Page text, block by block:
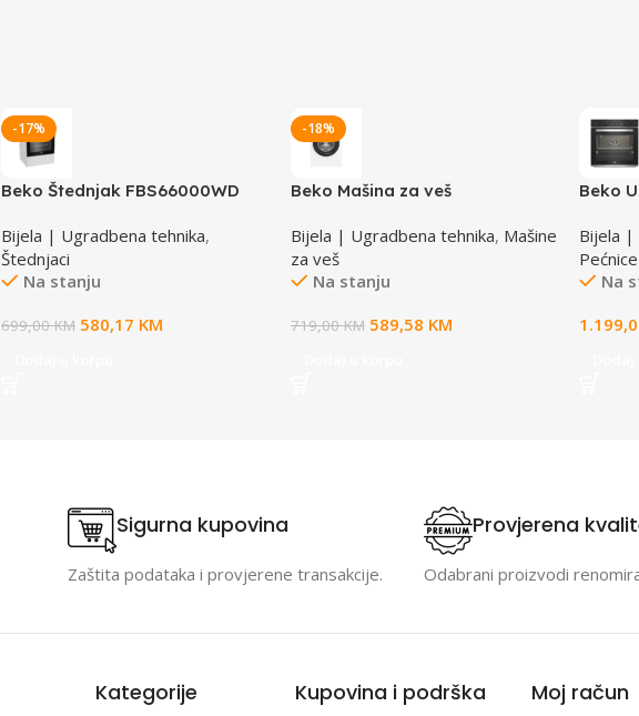
-17%
Beko Štednjak FBS66000WD
Bijela | Ugradbena tehnika,
Štednjaci
Na stanju
699,00KM 580,17 KM
-18%
Beko Mašina za veš
Bijela | Ugradbena tehnika, Mašine
za veš
Na stanju
719,00KM 589,58 KM
Beko
Bijela |
Pećnice
Na
Sigurna kupovina
Zaštita podataka i provjerene transakcije.
Provjerena
Odabrani proizvodi
Kategorije Kupovina i podrška Moj račun